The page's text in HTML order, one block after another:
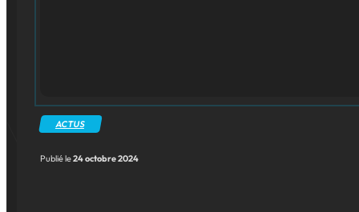
ACTUS
Publié le24 octobre 2024